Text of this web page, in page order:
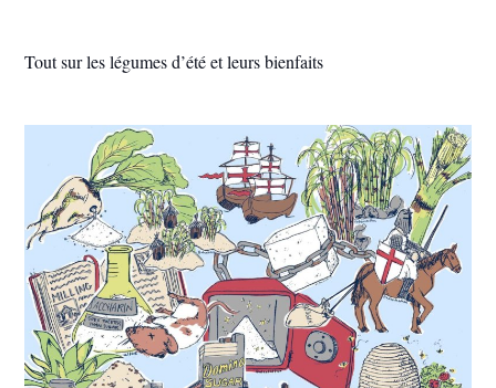
Tout sur les légumes d’été et leurs bienfaits